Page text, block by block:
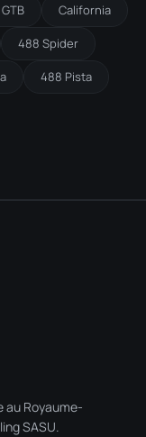
California
488 Spider
488 Pista
Royaume-
SASU.